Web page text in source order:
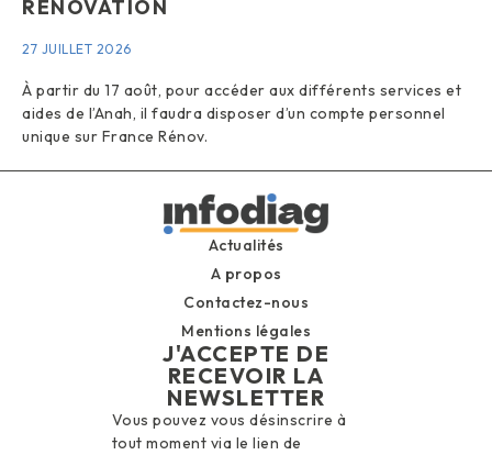
RÉNOVATION
27 JUILLET 2026
À partir du 17 août, pour accéder aux différents services et
aides de l’Anah, il faudra disposer d’un compte personnel
unique sur France Rénov.
Actualités
A propos
Contactez-nous
Mentions légales
J'ACCEPTE DE
RECEVOIR LA
NEWSLETTER
Vous pouvez vous désinscrire à
tout moment via le lien de